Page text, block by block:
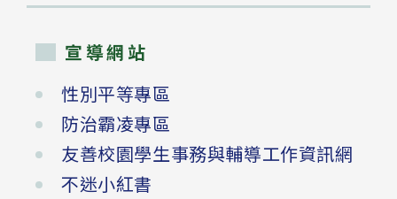
宣導網站
性別平等專區
防治霸凌專區
友善校園學生事務與輔導工作資訊網
不迷小紅書